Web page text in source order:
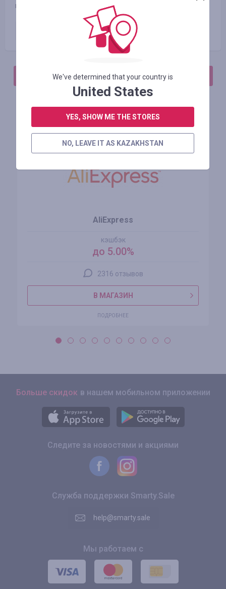
иметь большую свободу для творчества.
Оплаченный заказ
АВТОРИЗИРУЙТЕСЬ, ЧТОБЫ ОСТАВИТЬ ОТЗЫВ
Похожие магазины
AliExpress
кэшбэк
до 5.00%
2316 отзывов
В МАГАЗИН
ПОДРОБНЕЕ
Больше скидок в нашем мобильном приложении
Следите за новостями и акциями
Служба поддержки Smarty.Sale
help@smarty.sale
Мы работаем с
We've determined that your country is
United States
YES, SHOW ME THE STORES
NO, LEAVE IT AS KAZAKHSTAN